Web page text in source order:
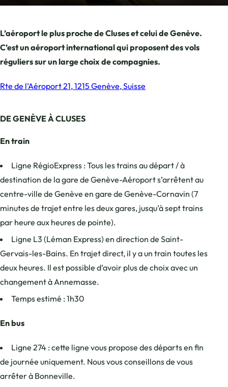
L’aéroport le plus proche de Cluses et celui de Genève.
C’est un aéroport international qui proposent des vols
réguliers sur un large choix de compagnies.
Rte de l’Aéroport 21, 1215 Genève, Suisse
DE GENÈVE À CLUSES
En train
Ligne RégioExpress : Tous les trains au départ / à
destination de la gare de Genève-Aéroport s’arrêtent au
centre-ville de Genève en gare de Genève-Cornavin (7
minutes de trajet entre les deux gares, jusqu’à sept trains
par heure aux heures de pointe).
Ligne L3 (Léman Express) en direction de Saint-
Gervais-les-Bains. En trajet direct, il y a un train toutes les
deux heures. Il est possible d’avoir plus de choix avec un
changement à Annemasse.
Temps estimé : 1h30
En bus
Ligne 274 : cette ligne vous propose des départs en fin
de journée uniquement. Nous vous conseillons de vous
arrêter à Bonneville.